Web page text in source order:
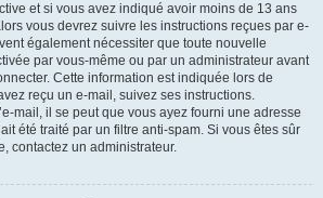
et si vous avez indiqué avoir moins de 13 ans
vous devrez suivre les instructions reçues par e-
également nécessiter que toute nouvelle
par vous-même ou par un administrateur avant
Cette information est indiquée lors de
reçu un e-mail, suivez ses instructions.
mail, il se peut que vous ayez fourni une adresse
été traité par un filtre anti-spam. Si vous êtes sûr
contactez un administrateur.